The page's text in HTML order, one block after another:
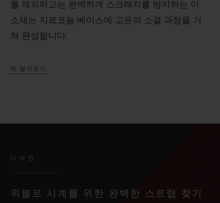
를 제외하고는 완벽하게 스크래치를 방지하는 이
소재는 지르코늄 베이스에 고온의 소결 과정을 거
쳐 완성됩니다.
더 알아보기
디자인
위블로 시계를 위한 완벽한 스트랩 찾기